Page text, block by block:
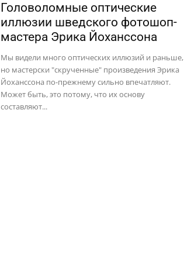
Головоломные оптические
иллюзии шведского фотошоп-
мастера Эрика Йоханссона
Мы видели много оптических иллюзий и раньше,
но мастерски "скрученные" произведения Эрика
Йоханссона по-прежнему сильно впечатляют.
Может быть, это потому, что их основу
составляют...